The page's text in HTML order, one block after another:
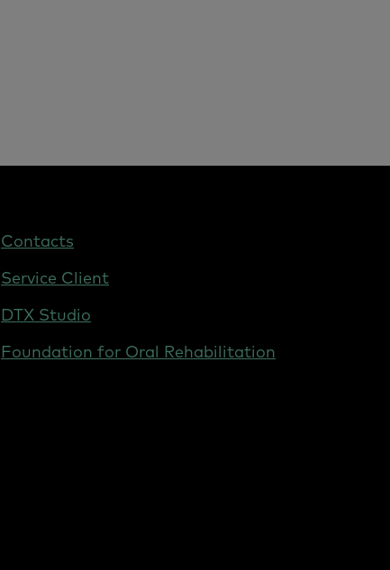
Footer
France
Contacts
Service Client
DTX Studio
Foundation for Oral Rehabilitation